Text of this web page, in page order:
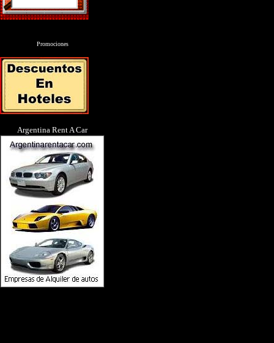
Promociones
Argentina Rent A Car